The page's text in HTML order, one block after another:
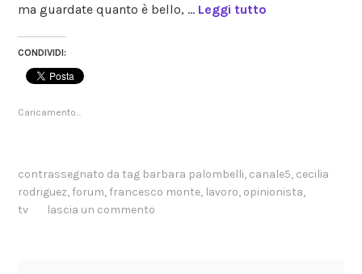
ma guardate quanto è bello, … Leggi tutto
CONDIVIDI:
Caricamento...
contrassegnato da tag barbara palombelli, canale5, cecilia
rodriguez, forum, francesco monte, lavoro, opinionista,
tv
lascia un commento